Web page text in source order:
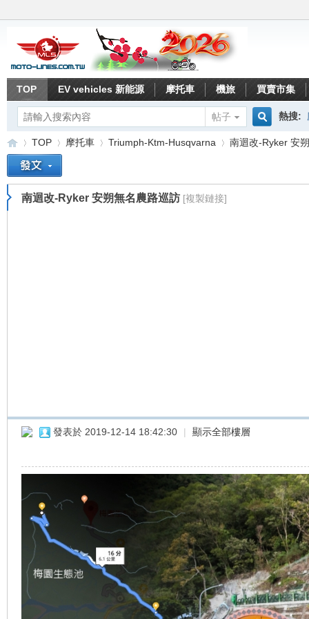
TOP EV vehicles 新能源 摩托車 機旅 買賣市集
帖子
搜
熱搜:
重 »
TOP
›
摩托車
›
Triumph-Ktm-Husqvarna
›
南迴改-Ryker 安
南迴改-Ryker 安朔無名農路巡訪 [複製鏈接]
發表於 2019-12-14 18:42:30 | 顯示全部樓層